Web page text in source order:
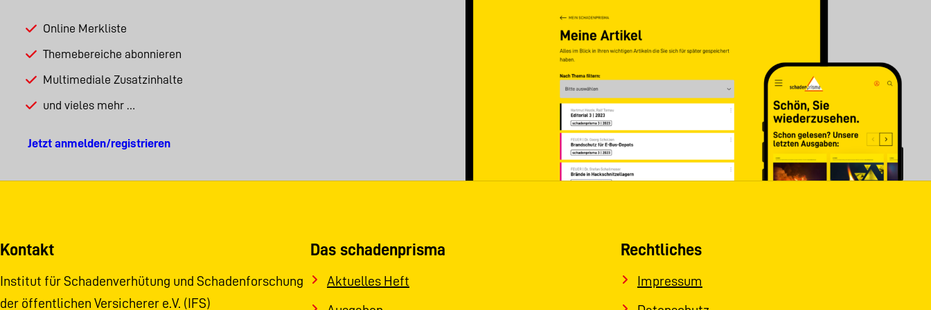
Online Merkliste
Themebereiche abonnieren
Multimediale Zusatzinhalte
und vieles mehr …
Jetzt anmelden/registrieren
Kontakt
Institut für Schadenverhütung und Schadenforschung
der öffentlichen Versicherer e.V. (IFS)
Das schadenprisma
Aktuelles Heft
Rechtliches
Impressum